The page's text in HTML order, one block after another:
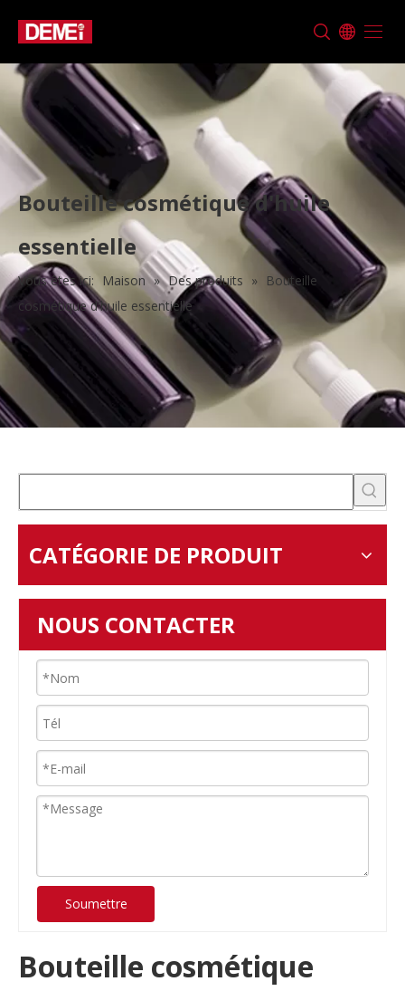
Bouteille cosmétique d'huile
essentielle
Vous êtes ici: Maison » Des produits »
Bouteille
cosmétique d'huile essentielle
CATÉGORIE DE PRODUIT
NOUS CONTACTER
Soumettre
Bouteille cosmétique